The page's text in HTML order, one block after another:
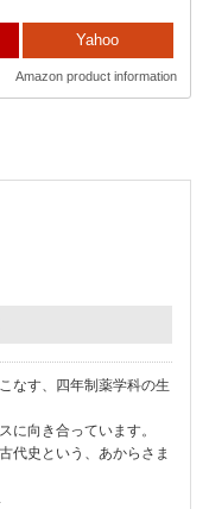
Yahoo
Amazon product information
なす、四年制薬学科の生
に向き合っています。
代史という、あからさま